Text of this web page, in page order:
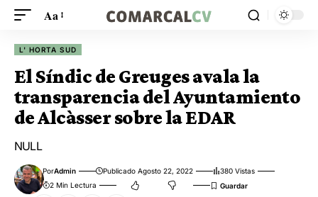
Aa
L' HORTA SUD
El Síndic de Greuges avala la
transparencia del Ayuntamiento
de Alcàsser sobre la EDAR
NULL
PorAdmin Publicado Agosto 22, 2022
380 Vistas
2 Min Lectura